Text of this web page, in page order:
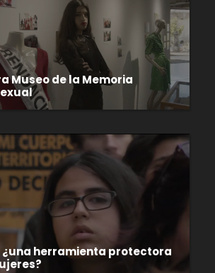
Museo de la Memoria
¿una herramienta protectora